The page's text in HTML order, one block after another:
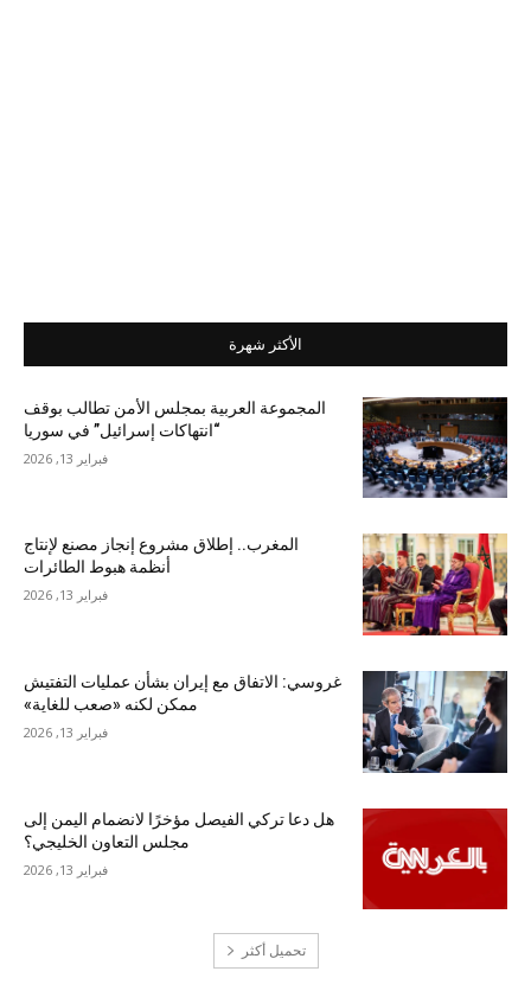
الأكثر شهرة
المجموعة العربية بمجلس الأمن تطالب بوقف
“انتهاكات إسرائيل” في سوريا
فبراير 13, 2026
المغرب.. إطلاق مشروع إنجاز مصنع لإنتاج
أنظمة هبوط الطائرات
فبراير 13, 2026
غروسي: الاتفاق مع إيران بشأن عمليات التفتيش
ممكن لكنه «صعب للغاية»
فبراير 13, 2026
هل دعا تركي الفيصل مؤخرًا لانضمام اليمن إلى
مجلس التعاون الخليجي؟
فبراير 13, 2026
تحميل أكثر